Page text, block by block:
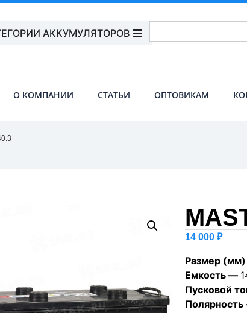
АККУМУЛЯТОРОВ
О КОМПАНИИ СТАТЬИ ОПТОВИКАМ
14 000 ₽
Размер
Емкость —
Пусковой